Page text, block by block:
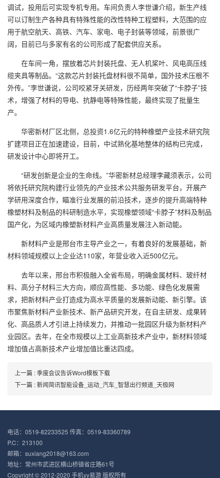
调试，投用后可实现专机专用。车间负责人李世谦介绍，新生产线
可以订制生产各种具有特殊性能的改性特种工程塑料，大范围的应
用于航空航天、高铁、汽车、家电、电子封装等领域，前景很广
阔，目前已与多家有名的公司形成了配套供应关系。
在车间一角，摆放着芯片封装托盘、无人机桨叶、风电高压线
缆夹具等制品。“这款芯片封装托盘材料很不简单，国外技术压根不
外传。”李世谦说，公司咬紧牙关研发，历经两年突破了“卡脖子”技
术，增强了材料的导电、抗静电等特殊性能，最终实现了批量生
产。
华密新材厂区北侧，总投资1.6亿元的特种橡塑产业技术研究院
扩建项目正在加速建设，目前，中试熟化基地整体的结构已完成，
研发设计中心即将开工。
“研发创新是企业的生命线。”华密新材总经理李藏须表示，公司
将依托研究院构建行业领先的产业技术公共服务研发平台，开展产
学研用深度合作，瞄准行业发展的前沿技术，逐步的提升高端特种
橡塑材料及制品的科研制造水平，实现橡塑领域“卡脖子”材料及制品
国产化，为区域内橡塑新材料产业高质量发展注入新动能。
新材料产业是邢台市主导产业之一，有着良好的发展基础，新
材料领域规模以上企业达110家，年营业收入近500亿元。
去年以来，邢台市积极融入全省布局，明确金属材料、玻纤材
料、高分子材料三大方向，顺应高性能、多功能、绿色化发展需
求，把新材料产业打造成为高水平质量的发展新动能、新引擎。该
市聚焦新材料产业新技术、新产品研究开发，在自主研发、成果转
化、高品质人才引进上持续发力，并推动一批园区升级为新材料产
业园区。去年，在全市规模以上工业高新技术产业中，新材料领域
增加值占高新技术产业增加值比重达四成。
上一篇 : 季度会议告诉Word模板下载
下一篇 : 新闻简讯智能设备_运动_汽车_智慧出行频道_天极网
电话：0519-82233525 传真：0519-83360789
P.C：213100
邮箱：suxiang2018@163.com
地址：常州市武进区横山桥镇省庄路61号
Copyright © 2012-2020 手机yy易游 版权所有